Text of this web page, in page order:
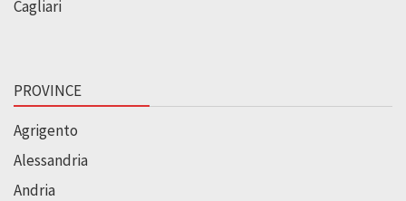
Cagliari
PROVINCE
Agrigento
Alessandria
Andria